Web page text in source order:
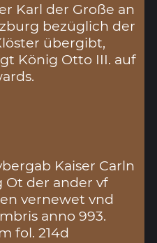
Karl der Große an
bezüglich der
übergibt,
König Otto III. auf
Kaiser Carln
Ot der ander vf
vernewet vnd
anno 993.
fol. 214d